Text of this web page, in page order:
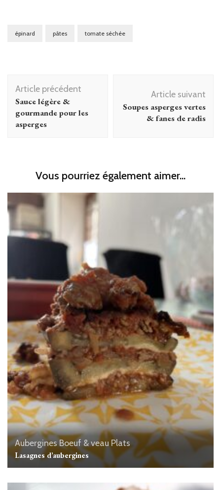
épinard pâtes tomate séchée
Navigation
d'article
Article précédent
Sauce légère &
gourmande pour les
asperges
Article suivant
Soupes asperges vertes
& fanes de radis
Vous pourriez également aimer...
AuberginesBoeuf & veau Plats
Lasagnes d’aubergines